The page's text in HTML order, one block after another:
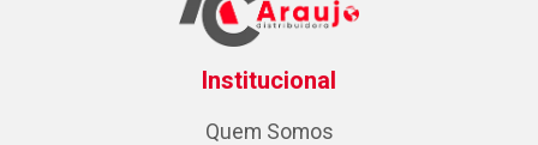
Institucional
Quem Somos